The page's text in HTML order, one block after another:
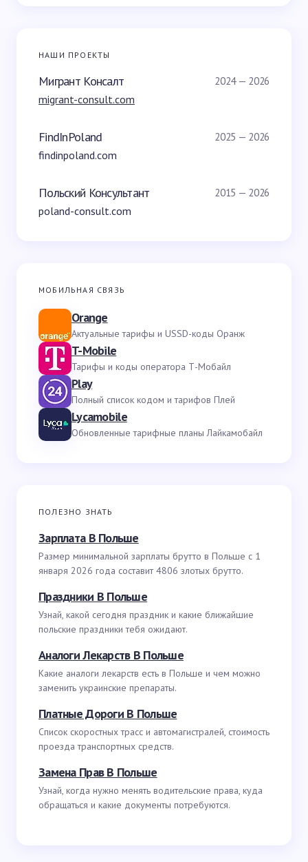
НАШИ ПРОЕКТЫ
Мигрант Консалт 2024 — 2026
migrant-consult.com
FindInPoland 2025 — 2026
findinpoland.com
Польский Консультант 2015 — 2026
poland-consult.com
МОБИЛЬНАЯ СВЯЗЬ
Orange
Актуальные тарифы и USSD-коды Оранж
T-Mobile
Тарифы и коды оператора Т-Мобайл
Play
Полный список кодом и тарифов Плей
Lycamobile
Обновленные тарифные планы Лайкамобайл
ПОЛЕЗНО ЗНАТЬ
Зарплата В Польше
Размер минимальной зарплаты брутто в Польше с 1
января 2026 года составит 4806 злотых брутто.
Праздники В Польше
Узнай, какой сегодня праздник и какие ближайшие
польские праздники тебя ожидают.
Аналоги Лекарств В Польше
Какие аналоги лекарств есть в Польше и чем можно
заменить украинские препараты.
Платные Дороги В Польше
Список скоростных трасс и автомагистралей, стоимость
проезда транспортных средств.
Замена Прав В Польше
Узнай, когда нужно менять водительские права, куда
обращаться и какие документы потребуются.